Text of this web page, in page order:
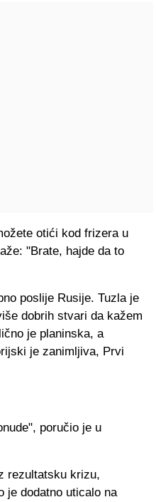
otići kod frizera u
"Brate, hajde da to
poslije Rusije. Tuzla je
dobrih stvari da kažem
je planinska, a
je zanimljiva, Prvi
poručio je u
rezultatsku krizu,
je dodatno uticalo na